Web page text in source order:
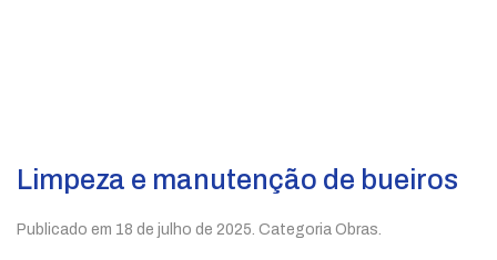
Limpeza e manutenção de bueiros
Publicado em 18 de julho de 2025 . Categoria Obras.